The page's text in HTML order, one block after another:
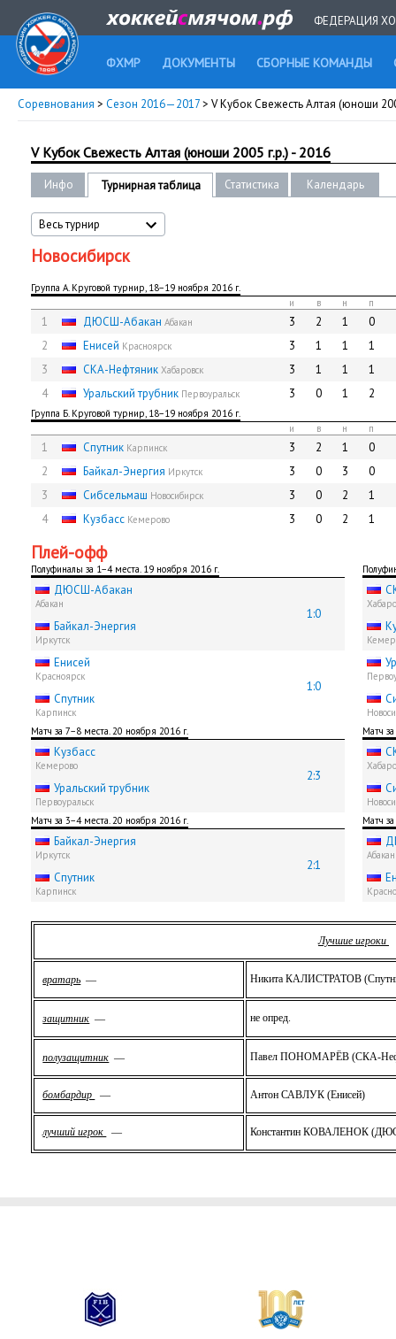
ФЕДЕРАЦИЯ
ФХМР ДОКУМЕНТЫ СБОРНЫЕ КОМАНДЫ
Соревнования > Сезон 2016—2017> V Кубок Свежесть Алтая (юноши
V Кубок Свежесть Алтая (юноши 2005 г.р.) - 2016
Инфо Турнирная таблица Статистика Календарь
Весь турнир
Новосибирск
Группа А. Круговой турнир, 18−19 ноября 2016 г.
и
в н п
1 ДЮСШ-Абакан Абакан 3 2 1
0
2
Енисей Красноярск 3 1 1
1
3
СКА-Нефтяник Хабаровск 3 1 1
1
4
Уральский трубник Первоуральск 3 0 1 2
Группа Б. Круговой турнир, 18−19 ноября 2016 г.
и
в н п
1 Спутник Карпинск 3 2 1
0
2
Байкал-Энергия Иркутск 3 0 3
0
3
Сибсельмаш Новосибирск 3 0 2
1
4
Кузбасс Кемерово 3 0 2 1
Плей-офф
Полуфиналы за 1−4 места. 19 ноября 2016 г.
ДЮСШ-Абакан
Абакан
1:0
Байкал-Энергия
Иркутск
Енисей
Красноярск
1:0
Спутник
Карпинск
Матч за 7−8 места. 20 ноября 2016 г.
Кузбасс
Кемерово
2:3
Уральский трубник
Первоуральск
Матч
Матч за 3−4 места. 20 ноября 2016 г.
Байкал-Энергия
Иркутск
2:1
Спутник
Карпинск
Матч
Абакан
Лучшие игроки
вратарь — Никита КАЛИСТРАТОВ
защитник — не опред.
полузащитник — Павел ПОНОМАРЁВ (СКА-
бомбардир — Антон САВЛУК (Енисей)
лучший игрок — Константин КОВАЛЕНОК